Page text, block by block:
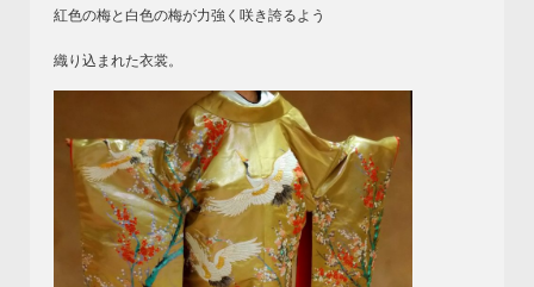
紅色の梅と白色の梅が力強く咲き誇るよう
織り込まれた衣裳。